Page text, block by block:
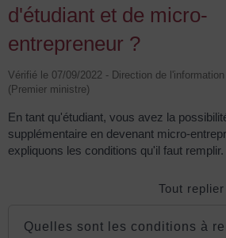
d'étudiant et de micro-
entrepreneur ?
Vérifié le 07/09/2022 - Direction de
(Premier ministre)
En tant qu'étudiant, vous avez la
supplémentaire en devenant micro-
expliquons les conditions qu'il faut remplir.
Tout replier
Quelles sont les conditions à